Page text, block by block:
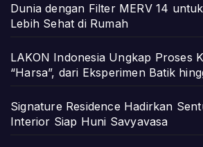
Dunia dengan Filter MERV 14
Lebih Sehat di Rumah
LAKON Indonesia Ungkap Proses
“Harsa”, dari Eksperimen Batik
Signature Residence Hadirkan
Interior Siap Huni Savyavasa